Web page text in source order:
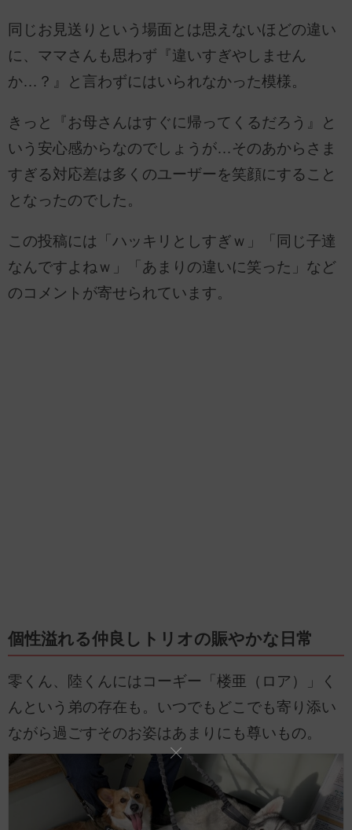
同じお見送りという場面とは思えないほどの違い
に、ママさんも思わず『違いすぎやしません
か…？』と言わずにはいられなかった模様。
きっと『お母さんはすぐに帰ってくるだろう』と
いう安心感からなのでしょうが…そのあからさま
すぎる対応差は多くのユーザーを笑顔にすること
となったのでした。
この投稿には「ハッキリとしすぎｗ」「同じ子達
なんですよねｗ」「あまりの違いに笑った」など
のコメントが寄せられています。
個性溢れる仲良しトリオの賑やかな日常
零くん、陸くんにはコーギー「楼亜（ロア）」く
んという弟の存在も。いつでもどこでも寄り添い
ながら過ごすそのお姿はあまりにも尊いもの。